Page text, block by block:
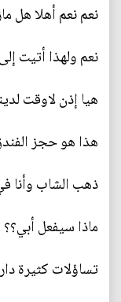
نعم نعم أهلا هل
نعم ولهذا أتيت
هيا إذن لاوقت
هذا هو حجز
ذهب الشاب وأنا
ماذا سيفعل أبي؟؟
تساؤلات كثيرة